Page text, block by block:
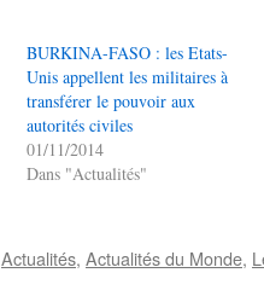
BURKINA-FASO : les Etats-
Unis appellent les militaires à
transférer le pouvoir aux
autorités civiles
01/11/2014
Dans "Actualités"
Actualités, Actualités du Monde,